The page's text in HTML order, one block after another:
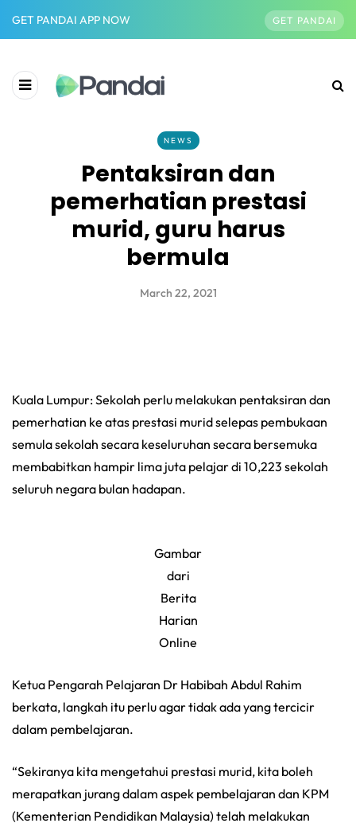
GET PANDAI APP NOW GET PANDAI
NEWS
Pentaksiran dan
pemerhatian prestasi
murid, guru harus
bermula
March 22, 2021
Kuala Lumpur: Sekolah perlu melakukan pentaksiran dan
pemerhatian ke atas prestasi murid selepas pembukaan
semula sekolah secara keseluruhan secara bersemuka
membabitkan hampir lima juta pelajar di 10,223 sekolah
seluruh negara bulan hadapan.
Gambar
dari
Berita
Harian
Online
Ketua Pengarah Pelajaran Dr Habibah Abdul Rahim
berkata, langkah itu perlu agar tidak ada yang tercicir
dalam pembelajaran.
“Sekiranya kita mengetahui prestasi murid, kita boleh
merapatkan jurang dalam aspek pembelajaran dan KPM
(Kementerian Pendidikan Malaysia) telah melakukan